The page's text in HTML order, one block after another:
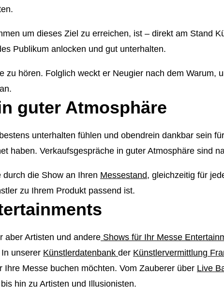
um dieses Ziel zu erreichen, ist – direkt am Stand
Publikum anlocken und gut unterhalten.
zu hören. Folglich weckt er Neugier nach dem Warum,
guter Atmosphäre
unterhalten fühlen und obendrein dankbar sein
haben. Verkaufsgespräche in guter Atmosphäre sind
die Show an Ihren Messestand, gleichzeitig für
zu Ihrem Produkt passend ist.
aber Artisten und andere Shows für Ihr Messe
unserer Künstlerdatenbank der Künstlervermittlung
Messe buchen möchten. Vom Zauberer über Live
bis hin zu Artisten und Illusionisten.